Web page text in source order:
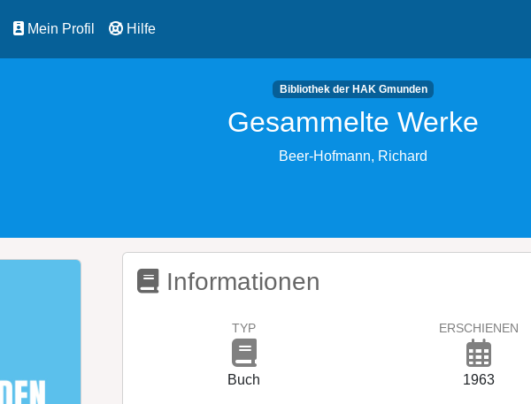
Mein Profil Hilfe
Bibliothek der HAK Gmunden
Gesammelte Werke
Beer-Hofmann, Richard
Informationen
TYP
Buch
ERSCHIENEN
1963